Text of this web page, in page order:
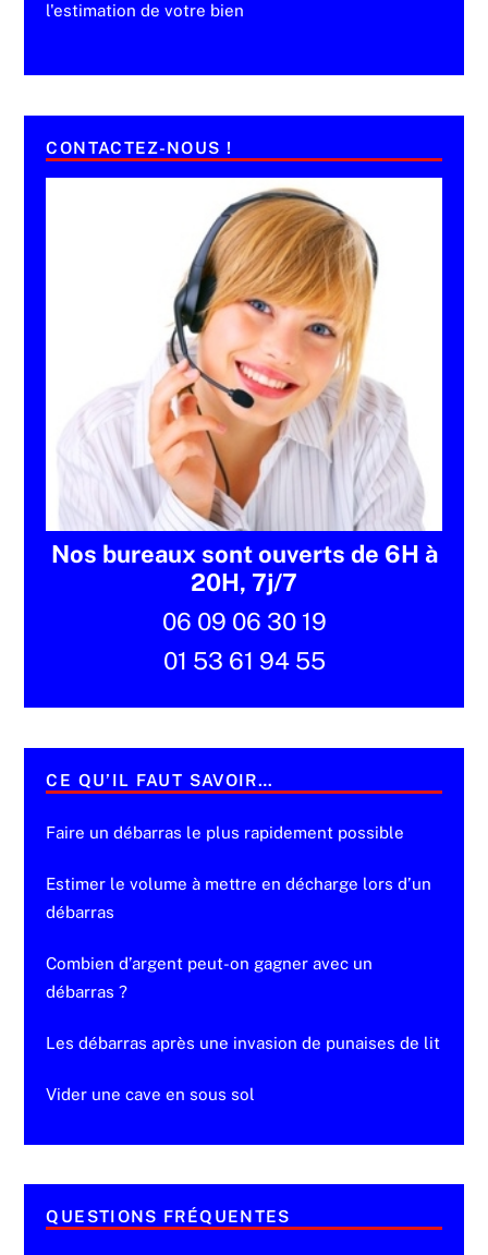
l'estimation de votre bien
CONTACTEZ-NOUS !
Nos bureaux sont ouverts de 6H à
20H, 7j/7
06 09 06 30 19
01 53 61 94 55
CE QU’IL FAUT SAVOIR…
Faire un débarras le plus rapidement possible
Estimer le volume à mettre en décharge lors d’un
débarras
Combien d’argent peut-on gagner avec un
débarras ?
Les débarras après une invasion de punaises de lit
Vider une cave en sous sol
QUESTIONS FRÉQUENTES